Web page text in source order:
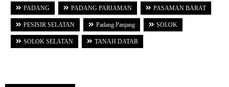
PADANG PADANG PARIAMAN PASAMAN BARAT
PESISIR SELATAN Padang Panjang SOLOK
SOLOK SELATAN TANAH DATAR